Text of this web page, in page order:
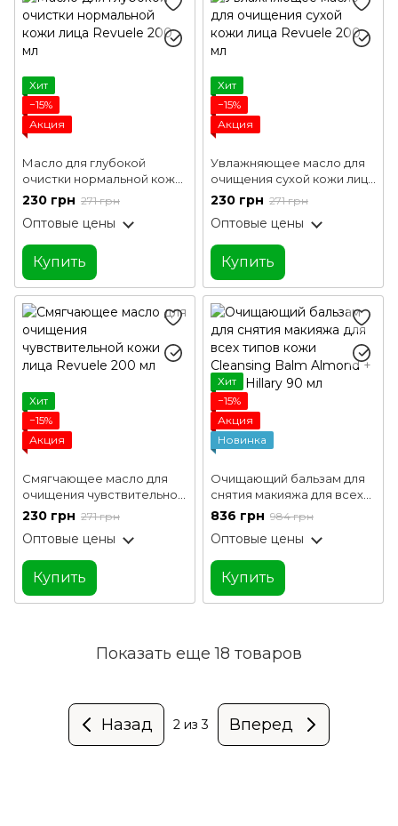
Хит
−15%
Акция
Масло для глубокой
очистки нормальной кожи
лица Revuele 200 мл
230 грн 271 грн
Оптовые цены
Купить
Хит
−15%
Акция
Увлажняющее масло для
очищения сухой кожи лица
Revuele 200 мл
230 грн 271 грн
Оптовые цены
Купить
Хит
−15%
Акция
Смягчающее масло для
очищения чувствительной
кожи лица Revuele 200 мл
230 грн 271 грн
Оптовые цены
Купить
Хит
−15%
Акция
Новинка
Очищающий бальзам для
снятия макияжа для всех
типов кожи Cleansing Balm
Almond + Shea Hillary 90 мл
836 грн 984 грн
Оптовые цены
Купить
Показать еще 18 товаров
Назад 2 из 3 Вперед